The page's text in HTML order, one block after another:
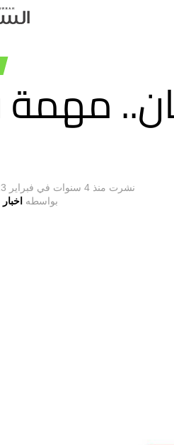
نشرت منذ 4 سنوات في فبراير 23, 2022
بواسطه